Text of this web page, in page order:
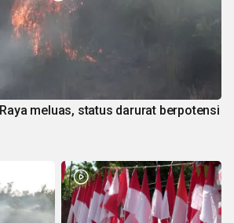
meluas, status darurat berpotensi